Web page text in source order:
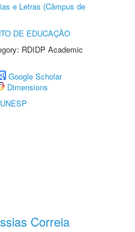
e Letras (Câmpus de
DE EDUCAÇÃO
RDIDP Academic
Google Scholar
Dimensions
Correia